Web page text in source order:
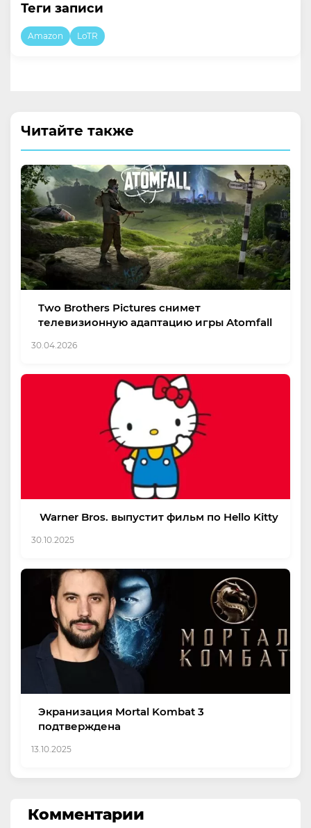
Теги записи
Amazon LoTR
Читайте также
Two Brothers Pictures снимет
телевизионную адаптацию игры Atomfall
30.04.2026
Warner Bros. выпустит фильм по Hello Kitty
30.10.2025
Экранизация Mortal Kombat 3
подтверждена
13.10.2025
Комментарии